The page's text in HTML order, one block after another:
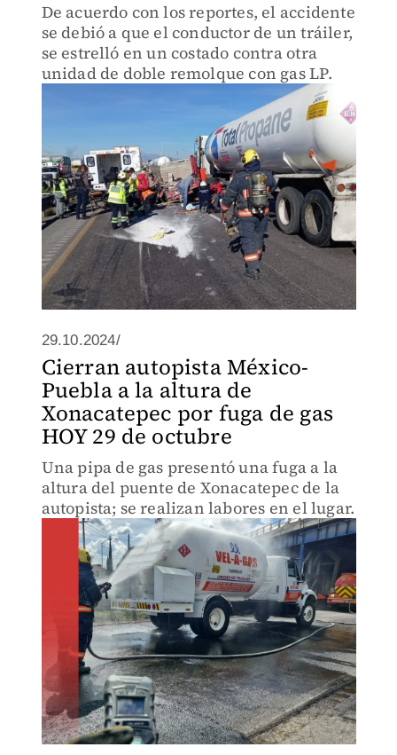
De acuerdo con los reportes, el accidente
se debió a que el conductor de un tráiler,
se estrelló en un costado contra otra
unidad de doble remolque con gas LP.
29.10.2024/
Cierran autopista México-
Puebla a la altura de
Xonacatepec por fuga de gas
HOY 29 de octubre
Una pipa de gas presentó una fuga a la
altura del puente de Xonacatepec de la
autopista; se realizan labores en el lugar.